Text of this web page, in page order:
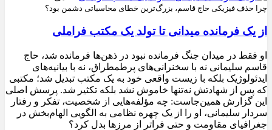
چرا حذف فیزیکی حاج قاسم، بزرگ‌ترین خطای محاسباتی دشمن بود؟
از یک فرمانده میدانی تا تولد یک مکتب فراملی
او فقط در میدان جنگ فرمانده نبود در ذهن‌ها فرمانده شد، حاج
قاسم سلیمانی نه با سخنرانی‌های پرطمطراق، نه با بیانیه‌های
ایدئولوژیک بلکه با زیست واقعی خود به یک مکتب تبدیل شد؛ مکتبی
که پس از شهادتش نه‌تنها خاموش نشد بلکه تکثیر شد. پرسش اصلی
این گزارش همین‌جاست: چه مؤلفه‌هایی از شخصیت، تفکر و رفتار
سردار سلیمانی، او را از یک چهره نظامی به الگویی الهام‌بخش در
جغرافیای مقاومت و حتی فراتر از مرزها بدل کرد؟